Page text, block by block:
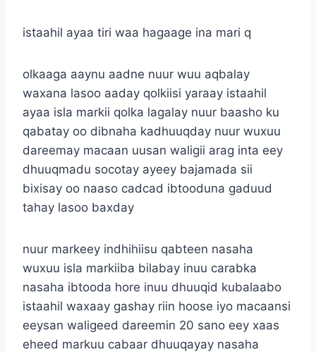
istaahil ayaa tiri waa hagaage ina mari q
olkaaga aaynu aadne nuur wuu aqbalay
waxana lasoo aaday qolkiisi yaraay istaahil
ayaa isla markii qolka lagalay nuur baasho ku
qabatay oo dibnaha kadhuuqday nuur wuxuu
dareemay macaan uusan waligii arag inta eey
dhuuqmadu socotay ayeey bajamada sii
bixisay oo naaso cadcad ibtooduna gaduud
tahay lasoo baxday
nuur markeey indhihiisu qabteen nasaha
wuxuu isla markiiba bilabay inuu carabka
nasaha ibtooda hore inuu dhuuqid kubalaabo
istaahil waxaay gashay riin hoose iyo macaansi
eeysan waligeed dareemin 20 sano eey xaas
eheed markuu cabaar dhuuqayay nasaha